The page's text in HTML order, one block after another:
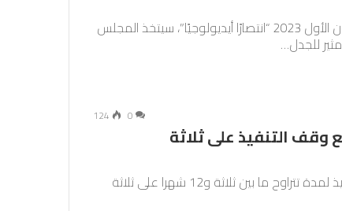
بعدما اعتبر اليمين المتطرف إصداره في 19 ديسمبر/كانون الأول 2023 “انتصارًا أيديولوجيًا”، سيتخذ المجلس
للجدل…
0
124
وقف التنفيذ على ثلاثة
قضت محكمة فرنسية الجمعة بالسجن مع وقف التنفيذ لمدة تتراوح ما بين ثلاثة و12 شهرا على ثلاثة